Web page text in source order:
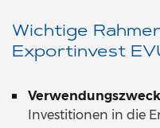
Wichtige
Exportinvest
Verwendungszweck
Investitionen in die